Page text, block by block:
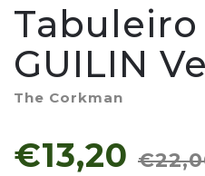
GUILIN
The Corkman
€13,20